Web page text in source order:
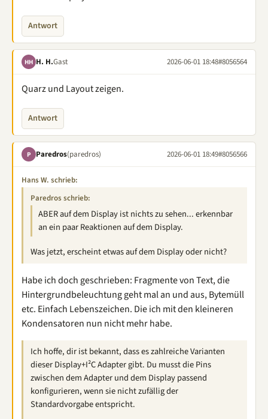
Antwort
HH H. H.Gast 2026-06-01 18:48#8056564
Quarz und Layout zeigen.
Antwort
P Paredros(paredros) 2026-06-01 18:49#8056566
Hans W. schrieb:
Paredros schrieb:
ABER auf dem Display ist nichts zu sehen... erkennbar
an ein paar Reaktionen auf dem Display.
Was jetzt, erscheint etwas auf dem Display oder nicht?
Habe ich doch geschrieben: Fragmente von Text, die
Hintergrundbeleuchtung geht mal an und aus, Bytemüll
etc. Einfach Lebenszeichen. Die ich mit den kleineren
Kondensatoren nun nicht mehr habe.
Ich hoffe, dir ist bekannt, dass es zahlreiche Varianten
dieser Display+I²C Adapter gibt. Du musst die Pins
zwischen dem Adapter und dem Display passend
konfigurieren, wenn sie nicht zufällig der
Standardvorgabe entspricht.